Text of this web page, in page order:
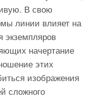
В свою
линии влияет на
экземпляров
начертание
этих
изображения
сложного